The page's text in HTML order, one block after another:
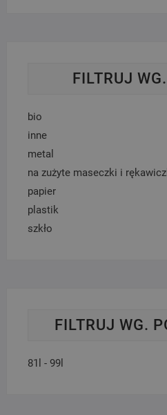
FILTRUJ
bio
inne
metal
na zużyte maseczki i
papier
plastik
szkło
FILTRUJ WG.
81l - 99l